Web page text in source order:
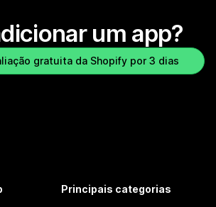
um app?
gratuita da Shopify por 3 dias
Principais categorias